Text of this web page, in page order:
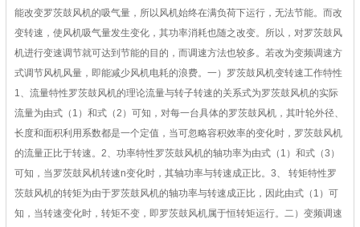
能改变罗茨鼓风机的吸气量，所以风机始终在满负荷下运行，无法节能。而改
变转速，使风机吸气量发生变化，其功率消耗也随之改变。所以，对罗茨鼓风
机进行变速调节就可达到节能的目的，而调速方法也较多。若改为变频调速方
式调节风机风量，即能减少风机电耗的浪费。一）罗茨鼓风机变转速工作特性
1、流量特性罗茨鼓风机的理论流量与转子转速的关系式为罗茨鼓风机的实际
流量为由式（1）和式（2）可知，对每一台具体的罗茨鼓风机，其叶轮外径、
长度和面积利用系数都是一个定值，当可忽略容积效率的变化时，罗茨鼓风机
的流量正比于转速。2、功率特性罗茨鼓风机的轴功率为由式（1）和式（3）
可知，当罗茨鼓风机转速n变化时，其轴功率与转速成正比。3、 转矩特性罗
茨鼓风机的转矩为由于罗茨鼓风机的轴功率与转速成正比，因此由式（1）可
知，当转速变化时，转矩不变，即罗茨鼓风机属于恒转矩运行。二）变频调速